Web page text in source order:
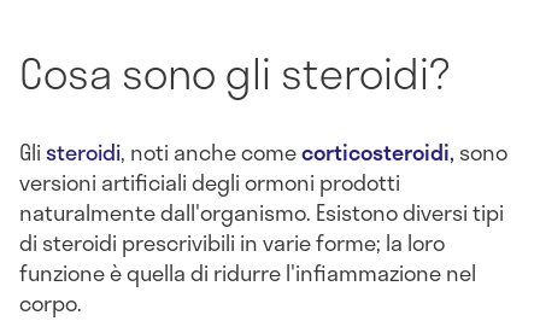
Cosa sono gli steroidi?
Gli steroidi, noti anche comecorticosteroidi, sono
versioni artificiali degli ormoni prodotti
naturalmente dall'organismo. Esistono diversi tipi
di steroidi prescrivibili in varie forme; la loro
funzione è quella di ridurre l'infiammazione nel
corpo.